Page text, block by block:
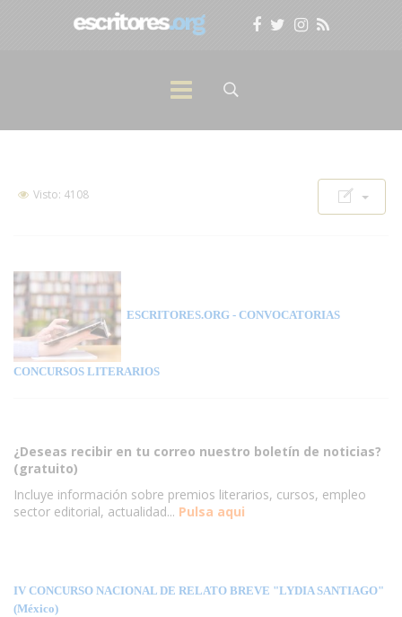
Visto: 4108
ESCRITORES.ORG - CONVOCATORIAS
CONCURSOS LITERARIOS
¿Deseas recibir en tu correo nuestro boletín de noticias?
(gratuito)
Incluye información sobre premios literarios, cursos, empleo
sector editorial, actualidad... Pulsa aqui
IV CONCURSO NACIONAL DE RELATO BREVE "LYDIA SANTIAGO"
(México)